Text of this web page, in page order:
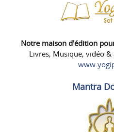
Notre maison d'édition
Livres, Musique, vidéo &
Mantra